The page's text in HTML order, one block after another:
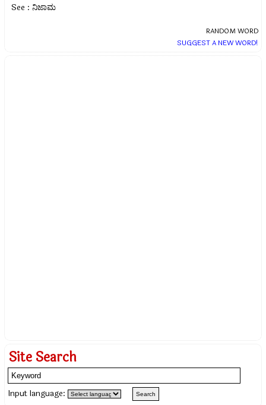
See : ನಿಜಾಮ
RANDOM WORD
SUGGEST A NEW WORD!
Site Search
Input language: